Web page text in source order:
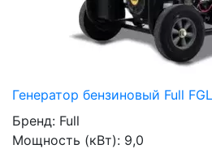
Генератор бензиновый Full
Бренд: Full
Мощность (кВт): 9,0